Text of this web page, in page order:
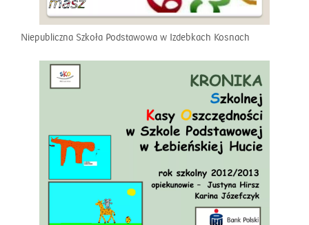
Niepubliczna Szkoła Podstawowa w Izdebkach Kosnach